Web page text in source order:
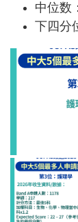
中位数
下四分